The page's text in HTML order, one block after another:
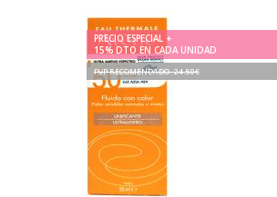
PRECIO ESPECIAL +
15% DTO EN CADA UNIDAD
PVP RECOMENDADO. 24.50€